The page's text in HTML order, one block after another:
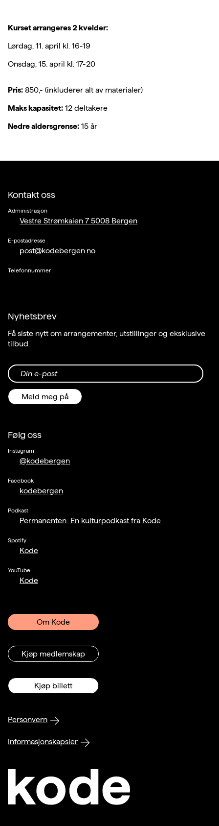
Kurset arrangeres 2 kvelder:
Lørdag, 11. april kl. 16-19
Onsdag, 15. april kl. 17-20
Pris: 850,- (inkluderer alt av materialer)
Maks kapasitet: 12 deltakere
Nedre aldersgrense: 15 år
Kontakt oss
Administrasjon
Vestre Strømkaien 7 5008 Bergen
E-postadresse
post@kodebergen.no
Telefonnummer
Nyhetsbrev
Få siste nytt om arrangementer, utstillinger og eksklusive
tilbud.
Din e-post
Meld meg på
Følg oss
Instagram
@kodebergen
Facebook
kodebergen
Podkast
Permanenten: En kulturpodkast fra Kode
Spotify
Kode
YouTube
Kode
Om Kode
Kjøp medlemskap
Kjøp billett
Personvern
Informasjonskapsler